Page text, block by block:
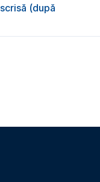
(după